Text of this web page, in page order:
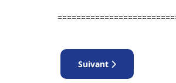
Article suivant :
Suivant